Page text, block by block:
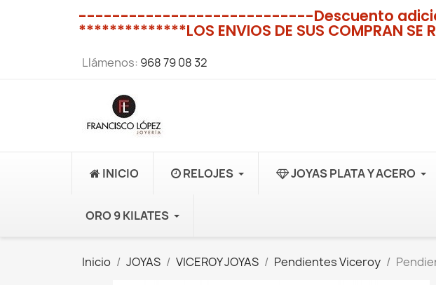
----------------------------Descuento
**************LOS ENVIOS DE SUS COMPRAN SE
Llámenos: 968 79 08 32
INICIO RELOJES JOYAS PLATA Y ACERO
ORO 9 KILATES
Inicio JOYAS VICEROY JOYAS Pendientes Viceroy